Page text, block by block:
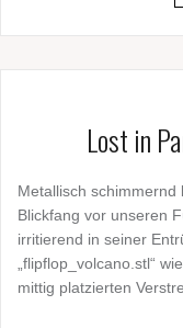
Lost in
Metallisch
Blickfang vor unseren
irritierend in seiner
„flipflop_volcano.stl“
mittig platzierten